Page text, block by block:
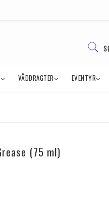
VÅDDRAGTER EVENTYR
(75 ml)